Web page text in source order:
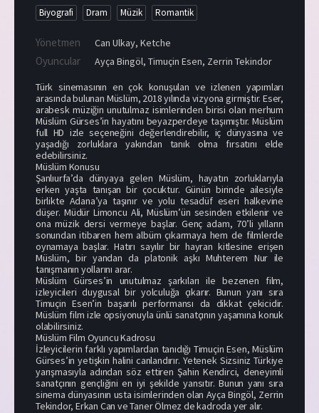
Biyografi Dram Müzik Romantik
Yönetmen Can Ulkay, Ketche
Oyuncular Ayça Bingöl, Timuçin Esen, Zerrin Tekindor
Türk sinemasının en çok konuşulan ve izlenen yapımları
arasında bulunan Müslüm, 2018 yılında vizyona girmiştir. Eser,
arabesk müziğin unutulmaz isimlerinden birisi olan merhum
Müslüm Gürses’in hayatını beyazperdeye taşımıştır. Müslüm
full HD izle seçeneğini değerlendirebilir, iç dünyasına ve
yaşadığı zorluklara yakından tanık olma fırsatını elde
edebilirsiniz.
Müslüm Konusu
Şanlıurfa’da dünyaya gelen Müslüm, hayatın zorluklarıyla
erken yaşta tanışan bir çocuktur. Günün birinde ailesiyle
birlikte Adana’ya taşınır ve yolu tesadüf eseri halkevine
düşer. Müdür Limoncu Ali, Müslüm’ün sesinden etkilenir ve
ona müzik dersi vermeye başlar. Genç adam, 70’li yılların
sonundan itibaren hem albüm çıkarmaya hem de filmlerde
oynamaya başlar. Hatırı sayılır bir hayran kitlesine erişen
Müslüm, bir yandan da platonik aşkı Muhterem Nur ile
tanışmanın yollarını arar.
Müslüm Gürses’in unutulmaz şarkıları ile bezenen film,
izleyicileri duygusal bir yolculuğa çıkarır. Bunun yanı sıra
Timuçin Esen’in başarılı performansı da dikkat çekicidir.
Müslüm film izle opsiyonuyla ünlü sanatçının yaşamına konuk
olabilirsiniz.
Müslüm Film Oyuncu Kadrosu
İzleyicilerin farklı yapımlardan tanıdığı Timuçin Esen, Müslüm
Gürses’in yetişkin halini canlandırır. Yetenek Sizsiniz Türkiye
yarışmasıyla adından söz ettiren Şahin Kendirci, deneyimli
sanatçının gençliğini en iyi şekilde yansıtır. Bunun yanı sıra
sinema dünyasının usta isimlerinden olan Ayça Bingöl, Zerrin
Tekindor, Erkan Can ve Taner Ölmez de kadroda yer alır.